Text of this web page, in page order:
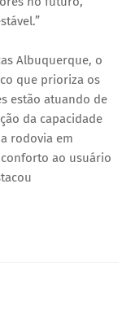
Albuquerque, o
que prioriza os
estão atuando de
da capacidade
rodovia em
ao usuário